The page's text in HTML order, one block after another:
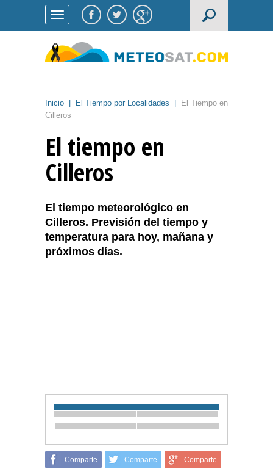
Inicio El Tiempo por Localidades
El Tiempo en
Cilleros
El tiempo en
Cilleros
El tiempo meteorológico en
Cilleros. Previsión del tiempo y
temperatura para hoy, mañana y
próximos días.
Comparte Comparte Comparte